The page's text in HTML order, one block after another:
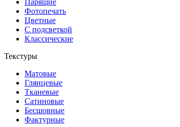
Фотопечать
Цветные
С подсветкой
Классические
Текстуры
Матовые
Глянцевые
Тканевые
Сатиновые
Бесшовные
Фактурные